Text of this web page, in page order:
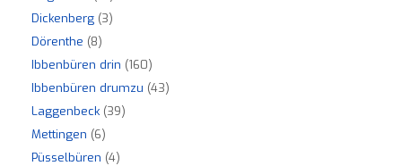
Dickenberg (3)
Dörenthe (8)
Ibbenbüren drin (160)
Ibbenbüren drumzu (43)
Laggenbeck (39)
Mettingen (6)
Püsselbüren (4)